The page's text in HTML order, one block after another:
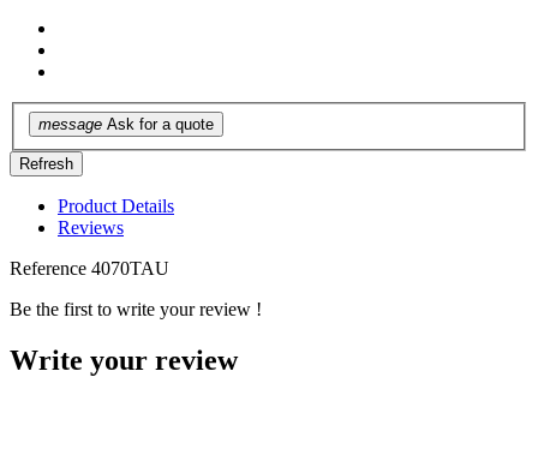
message Ask for a quote
Product Details
Reviews
Reference 4070TAU
Be the first to write your review !
Write your review